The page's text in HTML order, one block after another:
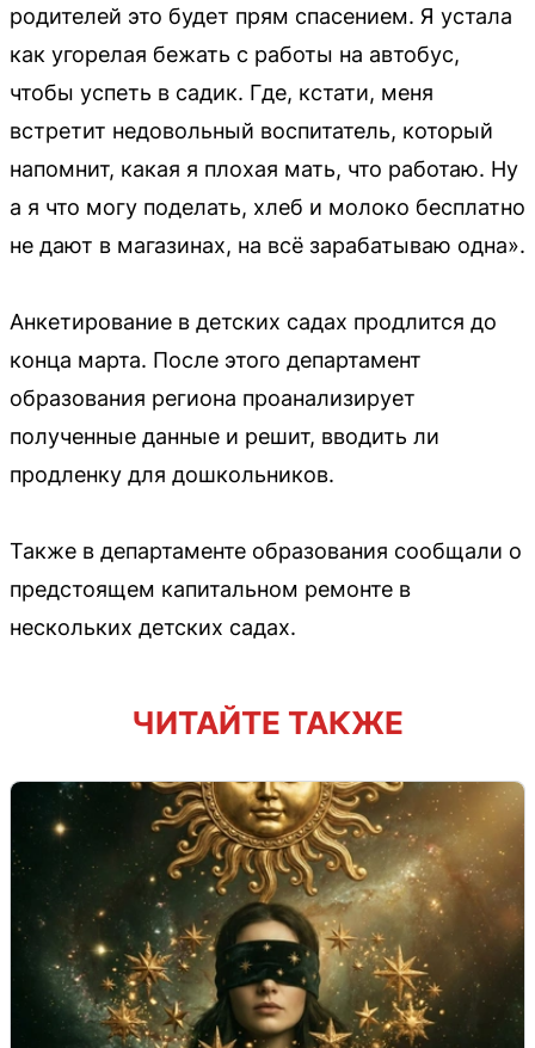
родителей это будет прям спасением. Я устала
как угорелая бежать с работы на автобус,
чтобы успеть в садик. Где, кстати, меня
встретит недовольный воспитатель, который
напомнит, какая я плохая мать, что работаю. Ну
а я что могу поделать, хлеб и молоко бесплатно
не дают в магазинах, на всё зарабатываю одна».
Анкетирование в детских садах продлится до
конца марта. После этого департамент
образования региона проанализирует
полученные данные и решит, вводить ли
продленку для дошкольников.
Также в департаменте образования сообщали о
предстоящем капитальном ремонте в
нескольких детских садах.
ЧИТАЙТЕ ТАКЖЕ